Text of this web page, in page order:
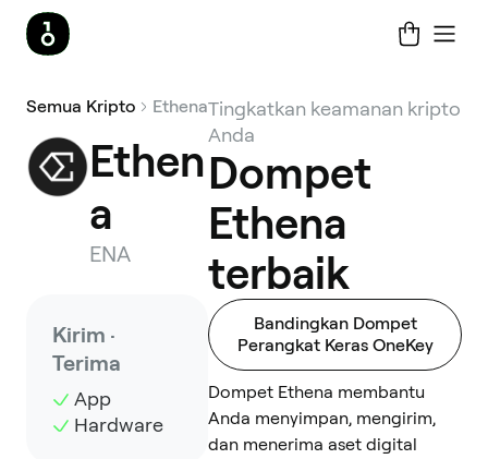
Semua Kripto Ethena
Ethen
a
ENA
Kirim ·
Terima
App
Hardware
Tingkatkan keamanan kripto
Anda
Dompet
Ethena
terbaik
Bandingkan Dompet
Perangkat Keras OneKey
Dompet Ethena membantu
Anda menyimpan, mengirim,
dan menerima aset digital